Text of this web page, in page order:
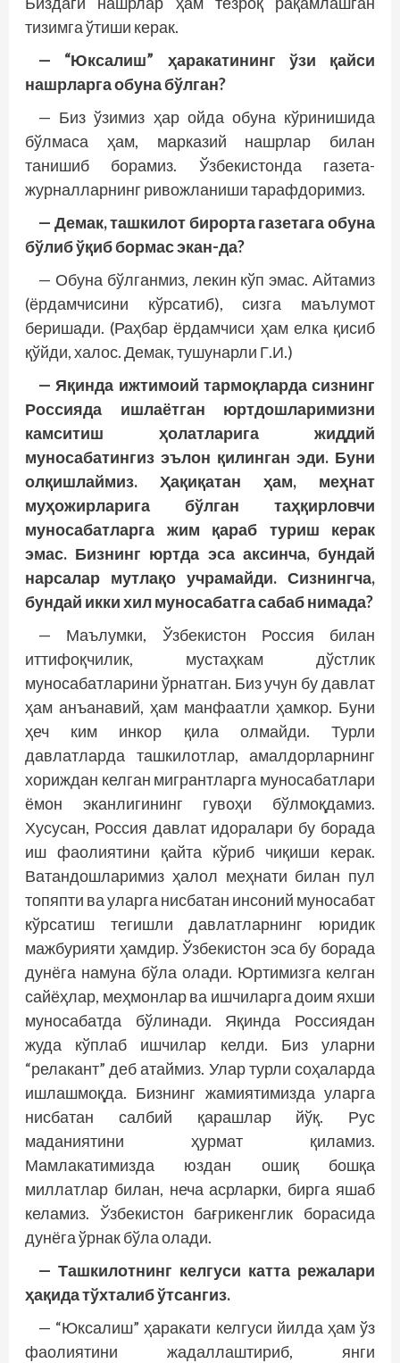
тизимга ўтиши керак.
— “Юксалиш” ҳаракатининг ўзи қайси
нашрларга обуна бўлган?
— Биз ўзимиз ҳар ойда обуна кўринишида
бўлмаса ҳам, марказий нашрлар билан
танишиб борамиз. Ўзбекистонда газета-
журналларнинг ривожланиши тарафдоримиз.
— Демак, ташкилот бирорта газетага обуна
бўлиб ўқиб бормас экан-да?
— Обуна бўлганмиз, лекин кўп эмас. Айтамиз
(ёрдамчисини кўрсатиб), сизга маълумот
беришади. (Раҳбар ёрдамчиси ҳам елка қисиб
қўйди, халос. Демак, тушунарли Г.И.)
— Яқинда ижтимоий тармоқларда сизнинг
Россияда ишлаётган юртдошларимизни
камситиш ҳолатларига жиддий
муносабатингиз эълон қилинган эди. Буни
олқишлаймиз. Ҳақиқатан ҳам, меҳнат
муҳожирларига бўлган таҳқирловчи
муносабатларга жим қараб туриш керак
эмас. Бизнинг юртда эса аксинча, бундай
нарсалар мутлақо учрамайди. Сизнингча,
бундай икки хил муносабатга сабаб нимада?
— Маълумки, Ўзбекистон Россия билан
иттифоқчилик, мустаҳкам дўстлик
муносабатларини ўрнатган. Биз учун бу давлат
ҳам анъанавий, ҳам манфаатли ҳамкор. Буни
ҳеч ким инкор қила олмайди. Турли
давлатларда ташкилотлар, амалдорларнинг
хориждан келган мигрантларга муносабатлари
ёмон эканлигининг гувоҳи бўлмоқдамиз.
Хусусан, Россия давлат идоралари бу борада
иш фаолиятини қайта кўриб чиқиши керак.
Ватандошларимиз ҳалол меҳнати билан пул
топяпти ва уларга нисбатан инсоний муносабат
кўрсатиш тегишли давлатларнинг юридик
мажбурияти ҳамдир. Ўзбекистон эса бу борада
дунёга намуна бўла олади. Юртимизга келган
сайёҳлар, меҳмонлар ва ишчиларга доим яхши
муносабатда бўлинади. Яқинда Россиядан
жуда кўплаб ишчилар келди. Биз уларни
“релакант” деб атаймиз. Улар турли соҳаларда
ишлашмоқда. Бизнинг жамиятимизда уларга
нисбатан салбий қарашлар йўқ. Рус
маданиятини ҳурмат қиламиз.
Мамлакатимизда юздан ошиқ бошқа
миллатлар билан, неча асрларки, бирга яшаб
келамиз. Ўзбекистон бағрикенглик борасида
дунёга ўрнак бўла олади.
— Ташкилотнинг келгуси катта режалари
ҳақида тўхталиб ўтсангиз.
— “Юксалиш” ҳаракати келгуси йилда ҳам ўз
фаолиятини жадаллаштириб, янги